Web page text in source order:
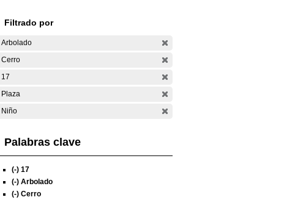
Filtrado por
Arbolado
Cerro
17
Plaza
Niño
Palabras clave
(-) 17
(-) Arbolado
(-) Cerro